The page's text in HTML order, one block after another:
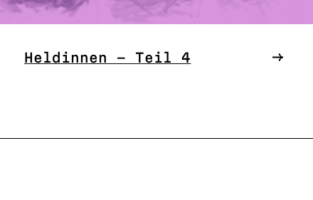
Heldinnen – Teil 4